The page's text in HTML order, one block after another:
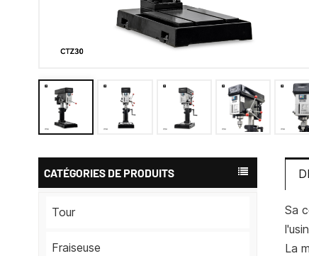
CATÉGORIES DE PRODUITS
Tour
Fraiseuse
Sa
La